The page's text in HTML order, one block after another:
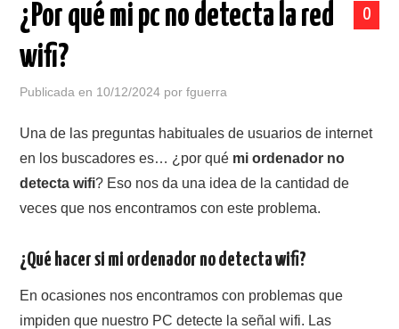
COMPRAR EN BORAX
MONITORES SEGUNDA MANO
0
¿Por qué mi pc no detecta la red
wifi?
Publicada en 10/12/2024 porfguerra
Una de las preguntas habituales de usuarios de internet
en los buscadores es… ¿por qué mi ordenador no
detecta wifi? Eso nos da una idea de la cantidad de
veces que nos encontramos con este problema.
¿Qué hacer si mi ordenador no detecta wifi?
En ocasiones nos encontramos con problemas que
impiden que nuestro PC detecte la señal wifi. Las